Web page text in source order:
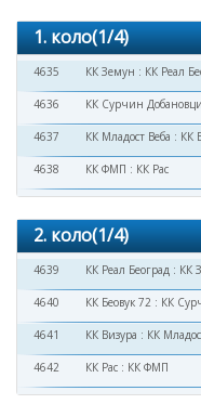
1. коло(1/4)
4635 КК Земун : КК Реал
4636 КК Сурчин Добановци
4637 КК Младост Веба : КК
4638 КК ФМП : КК Рас
2. коло(1/4)
4639 КК Реал Београд : КК
4640 КК Беовук 72 : КК
4641 КК Визура : КК
4642 КК Рас : КК ФМП